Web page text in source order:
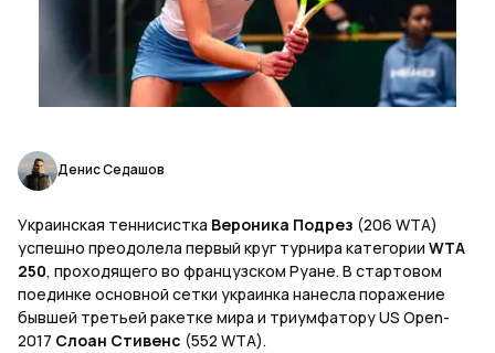
Денис Седашов
Украинская теннисистка Вероника Подрез (206 WTA)
успешно преодолела первый круг турнира категории WTA
250, проходящего во французском Руане. В стартовом
поединке основной сетки украинка нанесла поражение
бывшей третьей ракетке мира и триумфатору US Open-
2017 Слоан Стивенс (552 WTA).